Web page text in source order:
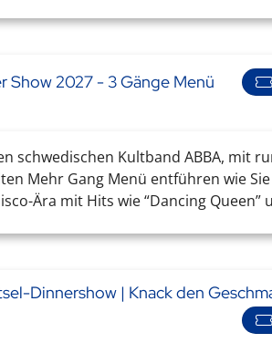
Show 2027 - 3 Gänge Menü
schwedischen Kultband ABBA,
Mehr Gang Menü entführen wie
Ära mit Hits wie “Dancing Queen”
Dinnershow | Knack den